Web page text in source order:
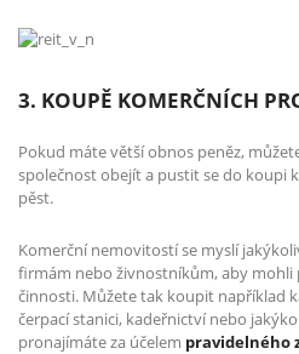
3. KOUPĚ KOMERČNÍCH
Pokud máte větší obnos peněz,
společnost obejít a pustit se do koupi
pěst.
Komerční nemovitostí se myslí
firmám nebo živnostníkům, aby
činnosti. Můžete tak koupit například
čerpací stanici, kadeřnictví nebo
pronajímáte za účelem pravidelného